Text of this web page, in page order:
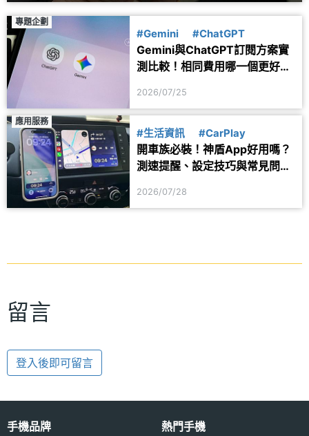
專題企劃
#Gemini #ChatGPT
Gemini與ChatGPT訂閱方案實
測比較！相同費用哪一個更好
2026/07/25
應用服務
#生活資訊 #CarPlay
開車族必裝！神盾App好用嗎？
測速提醒、設定技巧與常見問題
2026/07/28
留言
登入後即可留言
手機品牌 熱門手機